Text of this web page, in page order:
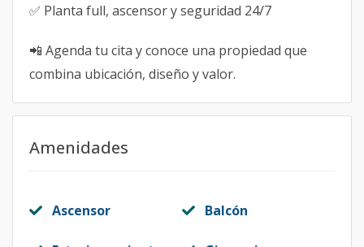
✅ Planta full, ascensor y seguridad 24/7
📲 Agenda tu cita y conoce una propiedad que
combina ubicación, diseño y valor.
Amenidades
Ascensor Balcón